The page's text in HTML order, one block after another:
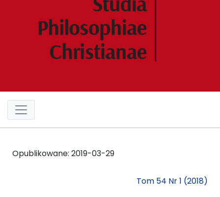
Opublikowane: 2019-03-29
Tom 54 Nr 1 (2018)